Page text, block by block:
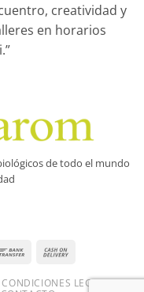
creatividad y
en horarios
de todo el mundo
Bank
Delivery
CONDICIONES LEGALES